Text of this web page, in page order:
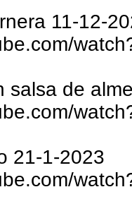
11-12-
salsa de
21-1-2023